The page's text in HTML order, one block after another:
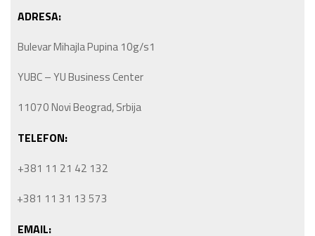
ADRESA:
Bulevar Mihajla Pupina 10g/s1
YUBC – YU Business Center
11070 Novi Beograd, Srbija
TELEFON:
+381 11 21 42 132
+381 11 31 13 573
EMAIL: